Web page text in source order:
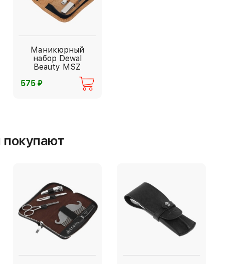
Маникюрный
набор Dewal
Beauty MSZ
575 ⃏
покупают